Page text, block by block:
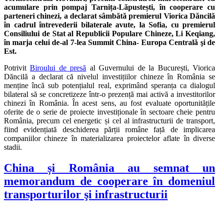
acumulare prin pompaj Tarnița-Lăpustești, în cooperare cu
parteneri chinezi, a declarat sâmbătă premierul Viorica Dăncilă
în cadrul întrevederii bilaterale avute, la Sofia, cu premierul
Consiliului de Stat al Republicii Populare Chineze, Li Keqiang,
în marja celui de-al 7-lea Summit China- Europa Centrală şi de
Est.
PotrivitBiroului de presă al Guvernului de la București, Viorica
Dăncilă a declarat că nivelul investițiilor chineze în România se
menține încă sub potențialul real, exprimând speranța ca dialogul
bilateral să se concretizeze într-o prezență mai activă a investitorilor
chinezi în România. În acest sens, au fost evaluate oportunitățile
oferite de o serie de proiecte investiționale în sectoare cheie pentru
România, precum cel energetic și cel al infrastructurii de transport,
fiind evidențiată deschiderea părții române față de implicarea
companiilor chineze în materializarea proiectelor aflate în diverse
stadii.
China și România au semnat un
memorandum de cooperare în domeniul
transporturilor şi infrastructurii